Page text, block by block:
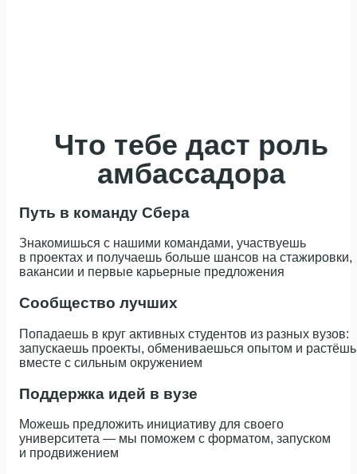
Что тебе даст роль
амбассадора
Путь в команду Сбера
Знакомишься с нашими командами, участвуешь
в проектах и получаешь больше шансов на стажировки,
вакансии и первые карьерные предложения
Сообщество лучших
Попадаешь в круг активных студентов из разных вузов:
запускаешь проекты, обмениваешься опытом и растёшь
вместе с сильным окружением
Поддержка идей в вузе
Можешь предложить инициативу для своего
университета — мы поможем с форматом, запуском
и продвижением